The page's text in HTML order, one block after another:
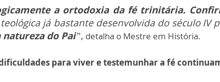
a ortodoxia da fé trinitária.
já bastante desenvolvida do século IV
do Pai”, detalha o Mestre em História.
para viver e testemunhar a fé